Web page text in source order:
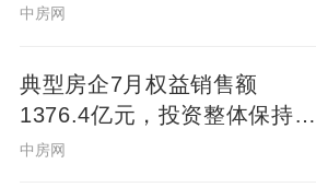
中房网
典型房企7月权益销售额
1376.4亿元，投资整体保持理
性
中房网